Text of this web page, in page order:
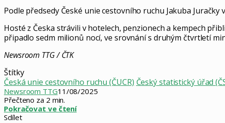
Podle předsedy České unie cestovního ruchu Jakuba
Hosté z Česka strávili v hotelech, penzionech a kempech
připadlo sedm milionů nocí, ve srovnání s druhým čtvrtletí
Newsroom TTG / ČTK
Štítky
Česká unie cestovního ruchu (ČUCR) Český statistický úřad
Newsroom TTG11/08/2025
Přečteno za 2 min.
Pokračovat ve čtení
Sdílet